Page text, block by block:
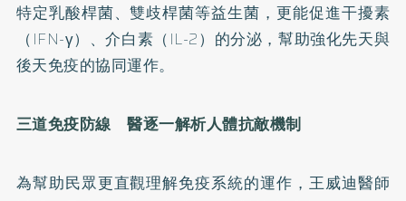
特定乳酸桿菌、雙歧桿菌等益生菌，更能促進干擾素
（IFN-γ）、介白素（IL-2）的分泌，幫助強化先天與
後天免疫的協同運作。
三道免疫防線 醫逐一解析人體抗敵機制
為幫助民眾更直觀理解免疫系統的運作，王威迪醫師